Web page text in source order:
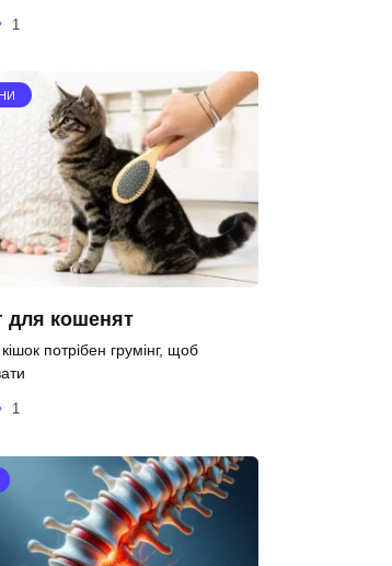
1
для кошенят
кішок потрібен грумінг, щоб
1